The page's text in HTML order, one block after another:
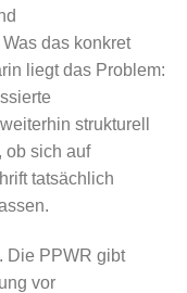
das konkret
liegt das Problem:
strukturell
ob sich auf
tatsächlich
Die PPWR gibt
vor